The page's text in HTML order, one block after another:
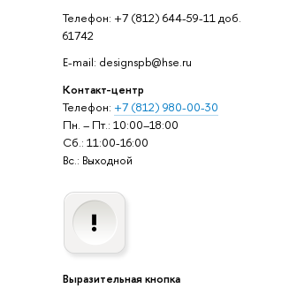
Телефон: +7 (812) 644-59-11 доб.
61742
E-mail: designspb@hse.ru
Контакт-центр
Телефон: +7 (812) 980-00-30
Пн. – Пт.: 10:00–18:00
Сб.: 11:00-16:00
Вс.: Выходной
Выразительная кнопка